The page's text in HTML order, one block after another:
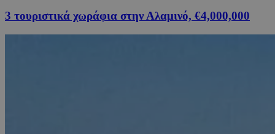
3 τουριστικά χωράφια στην Αλαμινό, €4,000,000